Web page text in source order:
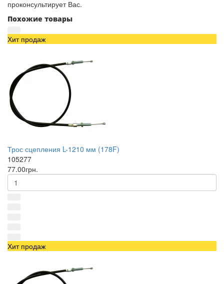
проконсультирует Вас.
Похожие товары
Хит продаж
Трос сцепления L-1210 мм (178F)
105277
77.00грн.
Хит продаж